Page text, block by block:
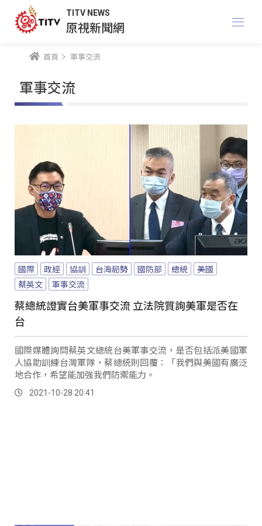
TITV NEWS
原視新聞網
首頁 軍事交流
軍事交流
國際 政經 協訓 台海局勢 國防部 總統
美國
蔡英文
軍事交流
蔡總統證實台美軍事交流 立法院質詢美軍是否在
台
國際媒體詢問蔡英文總統台美軍事交流，是否包括派美國軍
人協助訓練台灣軍隊，蔡總統則回覆：「我們與美國有廣泛
地合作，希望能加強我們防禦能力。
2021-10-28 20:41